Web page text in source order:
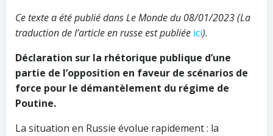
Сe texte a été publié dans Le Monde du 08/01/2023 (La
traduction de l’article en russe est publiée ici).
Déclaration sur la rhétorique publique d’une
partie de l’opposition en faveur de scénarios de
force pour le démantèlement du régime de
Poutine.
La situation en Russie évolue rapidement : la